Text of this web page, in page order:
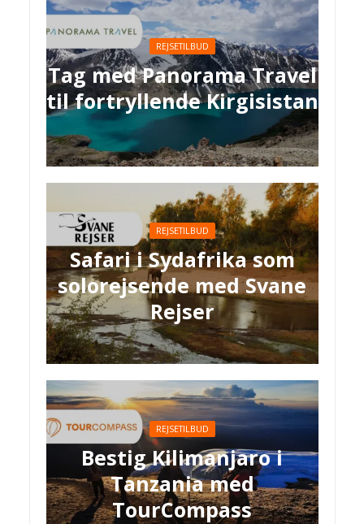
REJSETILBUD
Tag med Panorama Travel
til fortryllende Kirgisistan
REJSETILBUD
Safari i Sydafrika som
solorejsende med Svane
Rejser
REJSETILBUD
Bestig Kilimanjaro i
Tanzania med
TourCompass